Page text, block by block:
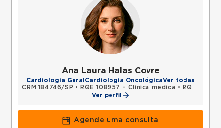
Ana Laura Halas Covre
Cardiologia Geral Cardiologia OncológicaVer todas
CRM 184746/SP • RQE 108957 - Clínica médica •
RQE 108958 - Cardiologia
Ver perfil
Agende uma consulta